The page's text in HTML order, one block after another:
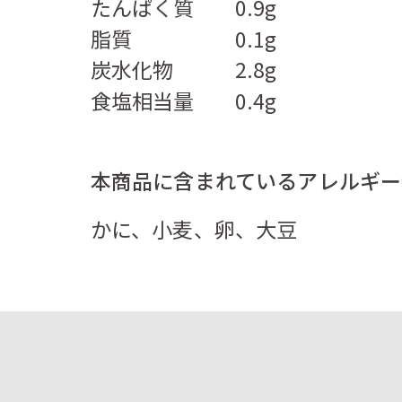
たんぱく質
0.9g
脂質
0.1g
炭水化物
2.8g
食塩相当量
0.4g
本商品に含まれているアレルギ
かに、小麦、卵、大豆